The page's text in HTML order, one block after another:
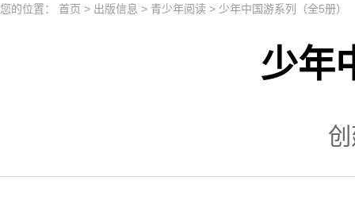
您的位置： 首页 > 出版信息 > 青少年阅读 > 少年中国游系列（全5册）
少年